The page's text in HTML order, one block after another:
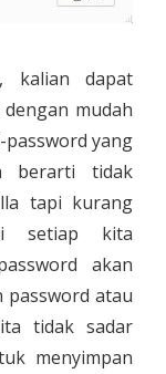
kalian dapat
mudah
yang
berarti tidak
tapi kurang
setiap kita
akan
password atau
tidak sadar
menyimpan